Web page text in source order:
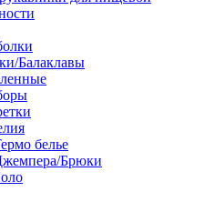
Балаклавы
белье
Брюки